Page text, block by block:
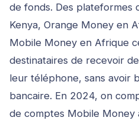
de fonds. Des plateformes
Kenya, Orange Money en
Mobile Money en Afrique
destinataires de recevoir
leur téléphone, sans avoir
bancaire. En 2024, on
de comptes Mobile Money